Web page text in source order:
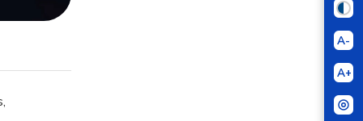
A-
A+